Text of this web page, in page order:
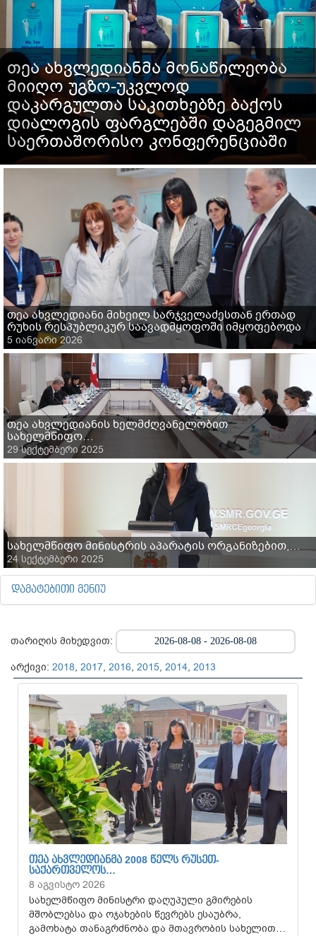
თეა ახვლედიანმა მონაწილეობა
მიიღო უგზო-უკვლოდ
დაკარგულთა საკითხებზე ბაქოს
დიალოგის ფარგლებში დაგეგმილ
საერთაშორისო კონფერენციაში
თეა ახვლედიანი მიხეილ სარჯველაძესთან ერთად
რუხის რესპუბლიკურ საავადმყოფოში იმყოფებოდა
5 იანვარი 2026
თეა ახვლედიანის ხელმძღვანელობით
სახელმწიფო…
29 სექტემბერი 2025
სახელმწიფო მინისტრის აპარატის ორგანიზებით,…
24 სექტემბერი 2025
ᲓᲐᲛᲐᲢᲔᲑᲘᲗᲘ ᲛᲔᲜᲘᲣ
თარიღის მიხედვით:
არქივი: 2018, 2017, 2016, 2015, 2014, 2013
ᲗᲔᲐ ᲐᲮᲕᲚᲔᲓᲘᲐᲜᲛᲐ 2008 ᲬᲔᲚᲡ ᲠᲣᲡᲔᲗ-
ᲡᲐᲥᲐᲠᲗᲕᲔᲚᲝᲡ…
8 აგვისტო 2026
სახელმწიფო მინისტრი დაღუპული გმირების
მშობლებსა და ოჯახების წევრებს ესაუბრა,
გამოხატა თანაგრძნობა და მთავრობის სახელით…